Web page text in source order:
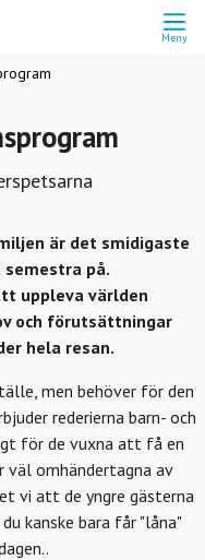
Meny
är det smidigaste
på.
uppleva världen
och förutsättningar
hela resan.
men behöver för den
rederierna barn- och
för de vuxna att få en
väl omhändertagna av
vi att de yngre gästerna
kanske bara får "låna"